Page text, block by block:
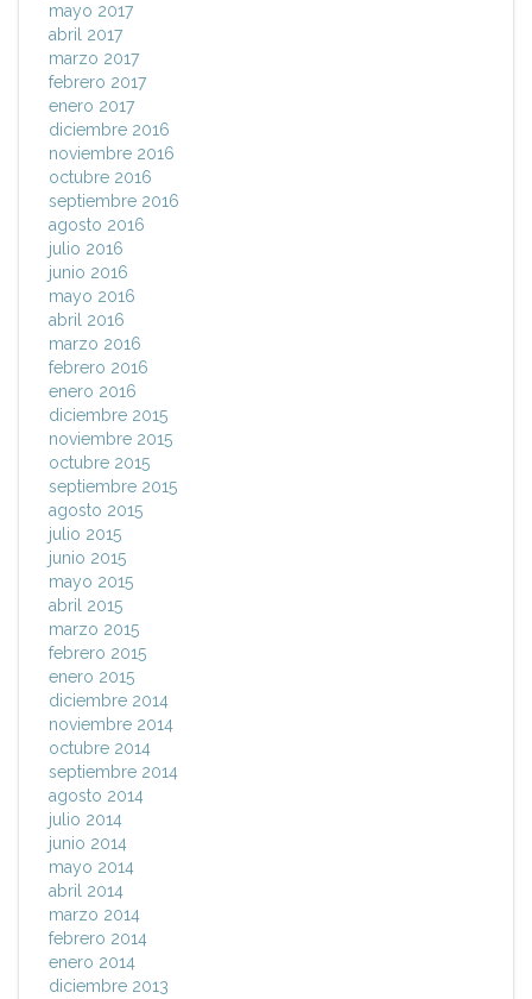
mayo 2017
abril 2017
marzo 2017
febrero 2017
enero 2017
diciembre 2016
noviembre 2016
octubre 2016
septiembre 2016
agosto 2016
julio 2016
junio 2016
mayo 2016
abril 2016
marzo 2016
febrero 2016
enero 2016
diciembre 2015
noviembre 2015
octubre 2015
septiembre 2015
agosto 2015
julio 2015
junio 2015
mayo 2015
abril 2015
marzo 2015
febrero 2015
enero 2015
diciembre 2014
noviembre 2014
octubre 2014
septiembre 2014
agosto 2014
julio 2014
junio 2014
mayo 2014
abril 2014
marzo 2014
febrero 2014
enero 2014
diciembre 2013